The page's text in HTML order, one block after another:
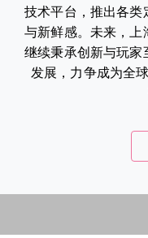
技术平台，推出各类
与新鲜感。未来，上
继续秉承创新与玩家
发展，力争成为全